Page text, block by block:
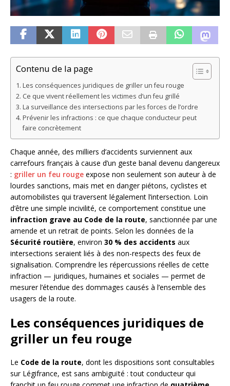
Contenu de la page
Les conséquences juridiques de griller un feu rouge
Ce que vivent réellement les victimes d’un feu grillé
La surveillance des intersections par les forces de l’ordre
Prévenir les infractions : ce que chaque conducteur peut
faire concrètement
Chaque année, des milliers d’accidents surviennent aux
carrefours français à cause d’un geste banal devenu dangereux
: griller un feu rouge expose non seulement son auteur à de
lourdes sanctions, mais met en danger piétons, cyclistes et
automobilistes qui traversent légalement l’intersection. Loin
d’être une simple incivilité, ce comportement constitue une
infraction grave au Code de la route, sanctionnée par une
amende et un retrait de points. Selon les données de la
Sécurité routière, environ 30 % des accidents aux
intersections seraient liés à des non-respects des feux de
signalisation. Comprendre les répercussions réelles de cette
infraction — juridiques, humaines et sociales — permet de
mesurer l’étendue des dommages causés à l’ensemble des
usagers de la route.
Les conséquences juridiques de
griller un feu rouge
Le Code de la route, dont les dispositions sont consultables
sur Légifrance, est sans ambiguïté : tout conducteur qui